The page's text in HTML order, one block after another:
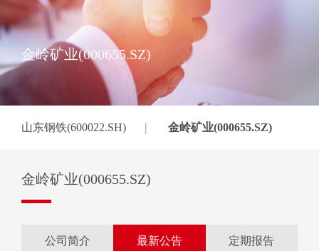
金岭矿业(000655.SZ)
山东钢铁(600022.SH) | 金岭矿业(000655.SZ)
金岭矿业(000655.SZ)
公司简介 最新公告 定期报告